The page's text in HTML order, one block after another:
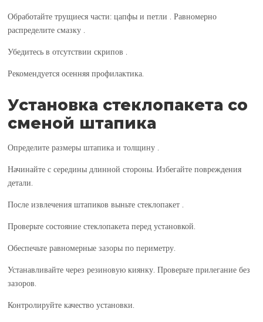
Обработайте трущиеся части: цапфы и петли . Равномерно
распределите смазку .
Убедитесь в отсутствии скрипов .
Рекомендуется осенняя профилактика.
Установка стеклопакета со
сменой штапика
Определите размеры штапика и толщину .
Начинайте с середины длинной стороны. Избегайте повреждения
детали.
После извлечения штапиков выньте стеклопакет .
Проверьте состояние стеклопакета перед установкой.
Обеспечьте равномерные зазоры по периметру.
Устанавливайте через резиновую киянку. Проверьте прилегание без
зазоров.
Контролируйте качество установки.